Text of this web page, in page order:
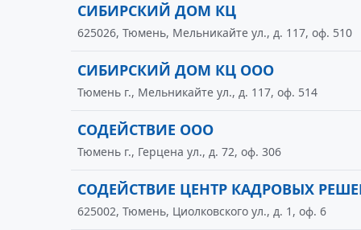
СИБИРСКИЙ ДОМ КЦ
625026, Тюмень, Мельникайте ул., д. 117, оф. 510
СИБИРСКИЙ ДОМ КЦ ООО
Тюмень г., Мельникайте ул., д. 117, оф. 514
СОДЕЙСТВИЕ ООО
Тюмень г., Герцена ул., д. 72, оф. 306
СОДЕЙСТВИЕ ЦЕНТР КАДРОВЫХ
625002, Тюмень, Циолковского ул., д. 1, оф. 6